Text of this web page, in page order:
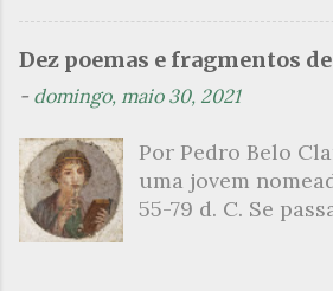
psicanalítico e
a partir dessa
apresenta um
nos quais os
desnudam, livros
tom. Christine
Dez poemas e fragmentos
- domingo, maio 30, 2021
Por Pedro Belo
uma jovem
55-79 d. C. Se
grato é o pomar